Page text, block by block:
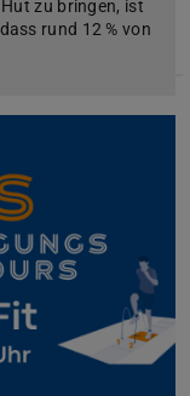
zu bringen, ist
rund 12 % von